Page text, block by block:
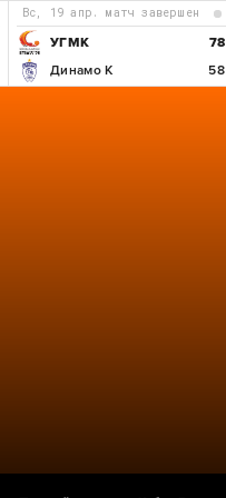
вс, 19 апр. матч завершен
УГМК
78
Динамо К
58